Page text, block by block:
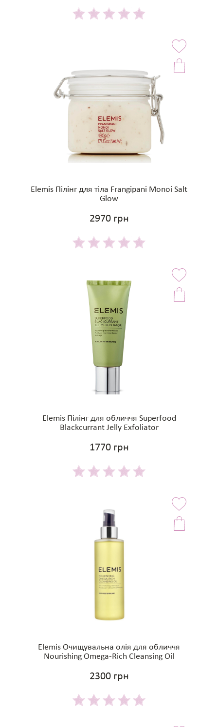
Elemis Пілінг для тіла Frangipani Monoi Salt
Glow
2970 грн
Elemis Пілінг для обличчя Superfood
Blackcurrant Jelly Exfoliator
1770 грн
Elemis Очищувальна олія для обличчя
Nourishing Omega-Rich Cleansing Oil
2300 грн